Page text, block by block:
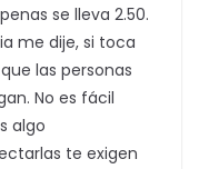
se lleva 2.50.
me dije, si toca
las personas
No es fácil
algo
te exigen